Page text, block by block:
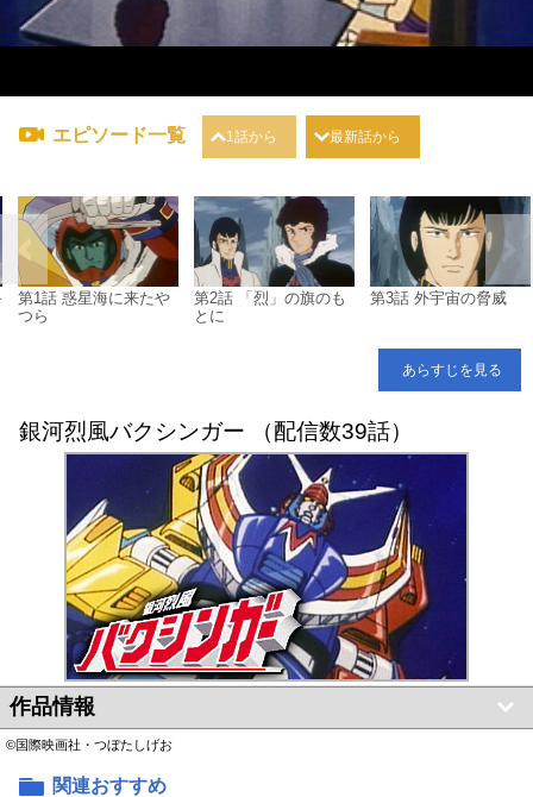
エピソード一覧 1話から 最新話から
第1話 惑星海に来たや
つら
第2話 「烈」の旗のも
とに
第3話 外宇宙の脅威
あらすじを見る
銀河烈風バクシンガー （配信数39話）
作品情報
©国際映画社・つぼたしげお
関連おすすめ